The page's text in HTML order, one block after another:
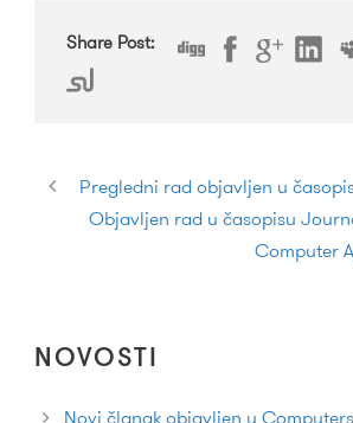
Share Post:
Pregledni rad objavljen u
Objavljen rad u časopisu
Computer
NOVOSTI